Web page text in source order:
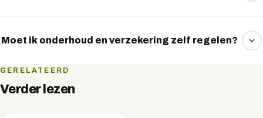
vergelijkt meerdere financiers om de scherpste rente voor
Moet ik onderhoud en verzekering zelf regelen?
Ja, bij financieren regelt u zelf het onderhoud en de
verzekering, omdat u eigenaar bent van het voertuig.
GERELATEERD
Verder lezen